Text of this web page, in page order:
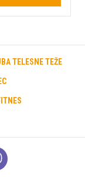
TELESNE TEŽE